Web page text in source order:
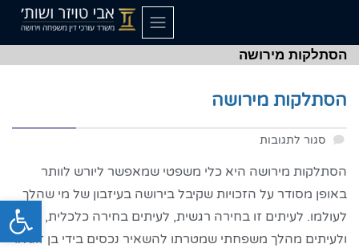
פתח
הסתלקות מירושה
הסתלקות מירושה
סגור לתגובות
הסתלקות מירושה היא כלי משפטי שמאפשר ליורש לוותר
באופן מסודר על הזכויות שקיבל בירושה בעיזבון של מי שהלך
לעולמו. לעיתים זו בחירה רגשית, לעיתים בחירה כלכלית,
ולעיתים מהלך משפחתי שמטרתו להשאיר נכסים בידי בן זוג או